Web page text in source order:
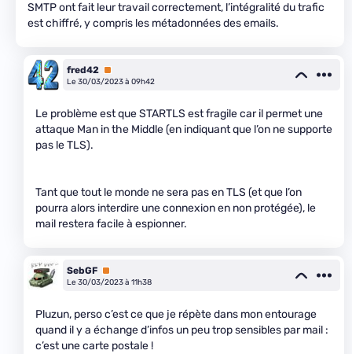
SMTP ont fait leur travail correctement, l’intégralité du trafic
est chiffré, y compris les métadonnées des emails.
fred42 Premium
Le 30/03/2023 à 09h42
Le problème est que STARTLS est fragile car il permet une
attaque Man in the Middle (en indiquant que l’on ne supporte
pas le TLS).
Tant que tout le monde ne sera pas en TLS (et que l’on
pourra alors interdire une connexion en non protégée), le
mail restera facile à espionner.
SebGF Premium
Le 30/03/2023 à 11h38
Pluzun, perso c’est ce que je répète dans mon entourage
quand il y a échange d’infos un peu trop sensibles par mail :
c’est une carte postale !